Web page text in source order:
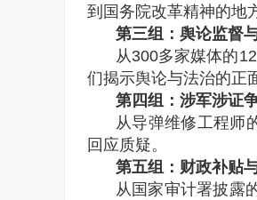
到国务院改革精神的地
第三组：舆论监督
从300多家媒体的
们揭示舆论与法治的正
第四组：涉军涉证
从导弹维修工程师
回应质疑。
第五组：财政补贴
从国家审计署披露